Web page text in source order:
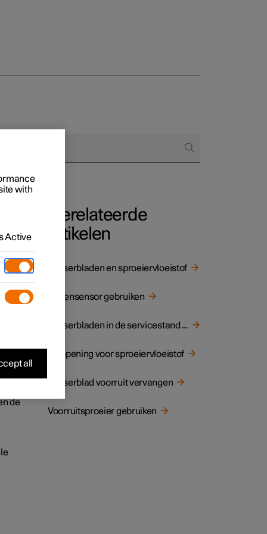
alle aard
de
Gerelateerde
artikelen
Wisserbladen en sproeiervloeistof
Regensensor gebruiken
Wisserbladen in de servicestand zetten
Vulopening voor sproeiervloeistof
Wisserblad voorruit vervangen
Voorruitsproeier gebruiken
with
Active
all